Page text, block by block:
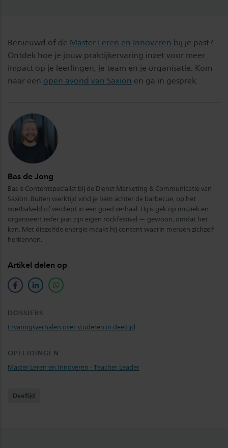
Benieuwd of de Master Leren en Innoveren bij je past?
Ontdek hoe je jouw praktijkervaring inzet voor meer
impact op je leerlingen, je team en je organisatie. Kom
naar een open avond van Saxion en ga in gesprek.
Bas de Jong
Bas is Contentspecialist bij de Dienst Marketing & Communicatie van
Saxion. Buiten werktijd vind je hem achter de barbecue, op het
voetbalveld of verdiept in een goed verhaal. Hij is gek op muziek en
organiseert ieder jaar zijn eigen rockfestival — gewoon, omdat het
kan. Met diezelfde energie maakt hij content waarin mensen zichzelf
herkennen.
Artikel delen op
facebooklinkedinwhatsapp
DOSSIERS
Ervaringsverhalen over studeren in deeltijd
OPLEIDINGEN
Master Leren en Innoveren - Teacher Leader
Deeltijd